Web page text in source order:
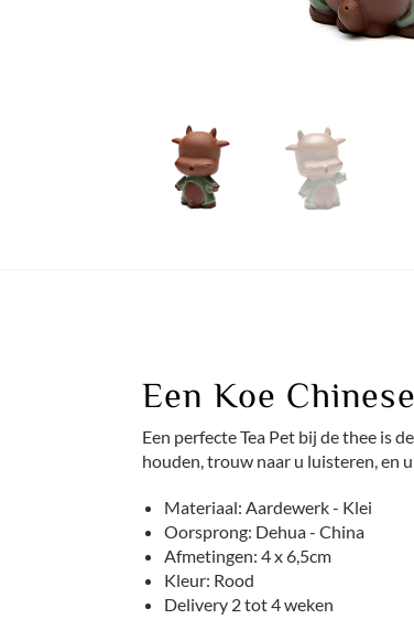
Een Koe
Een perfecte Tea Pet bij de thee is
houden, trouw naar u luisteren, en
Materiaal: Aardewerk - Klei
Oorsprong: Dehua - China
Afmetingen: 4 x 6,5cm
Kleur: Rood
Delivery 2 tot 4 weken